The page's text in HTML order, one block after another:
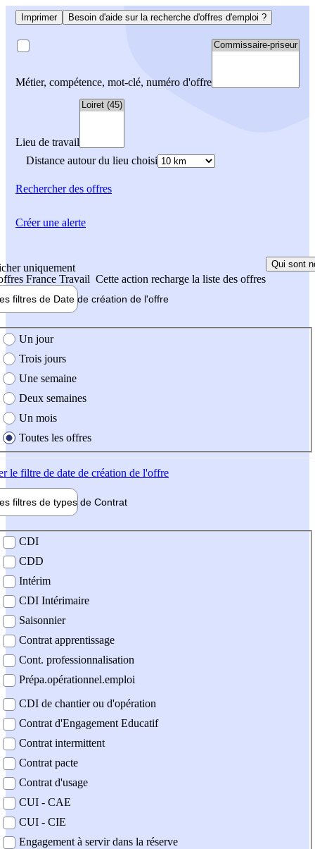
Imprimer Besoin d'aide sur la recherche d'offres d'emploi ?
Métier, compétence, mot-clé, numéro d'offre
Lieu de travail
Distance autour du lieu choisi
Rechercherdes offres
uniquement
France Travail Cette action recharge la liste des offres
Qui sont
filtres de Date de création de l'offre
création de l'offre
Un jour
Trois jours
Une semaine
Deux semaines
Un mois
Toutes les offres
le filtre de date de création de l'offre
filtres de types de Contrat
contrat
CDI
CDD
Intérim
CDI Intérimaire
Saisonnier
Contrat apprentissage
Cont. professionnalisation
Prépa.opérationnel.emploi
CDI de chantier ou d'opération
Contrat d'Engagement Educatif
Contrat intermittent
Contrat pacte
Contrat d'usage
CUI - CAE
CUI - CIE
Engagement à servir dans la réserve
Créer une alerte